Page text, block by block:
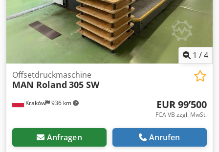
1 /4
Kraków 936 km
Offsetdruckmaschine
MAN Roland 305 SW
EUR 99’500
FCA VB zzgl. MwSt.
Anfragen Anrufen